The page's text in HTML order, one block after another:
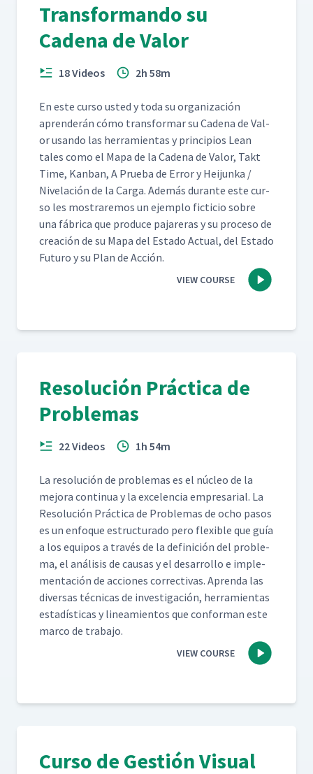
Transformando su
Cadena de Valor
18 Videos 2h 58m
En este cur­so ust­ed y toda su orga­ni­zación
apren­derán cómo trans­for­mar su Cade­na de Val­
or usan­do las her­ramien­tas y prin­ci­p­ios Lean
tales como el Mapa de la Cade­na de Val­or, Takt
Time, Kan­ban, A Prue­ba de Error y Hei­jun­ka /
Nivelación de la Car­ga. Además durante este cur­
so les mostraremos un ejem­p­lo fic­ti­cio sobre
una fábri­ca que pro­duce pajar­eras y su pro­ce­so de
creación de su Mapa del Esta­do Actu­al, del Esta­do
Futuro y su Plan de Acción.
VIEW COURSE
Resolución Práctica de
Problemas
22 Videos 1h 54m
La res­olu­ción de prob­le­mas es el núcleo de la
mejo­ra con­tin­ua y la exce­len­cia empre­sar­i­al. La
Res­olu­ción Prác­ti­ca de Prob­le­mas de ocho pasos
es un enfoque estruc­tura­do pero flex­i­ble que guía
a los equipos a través de la defini­ción del prob­le­
ma, el análi­sis de causas y el desar­rol­lo e imple­
mentación de acciones cor­rec­ti­vas. Apren­da las
diver­sas téc­ni­cas de inves­ti­gación, her­ramien­tas
estadís­ti­cas y lin­eamien­tos que con­for­man este
mar­co de trabajo.
VIEW COURSE
Curso de Gestión Visual